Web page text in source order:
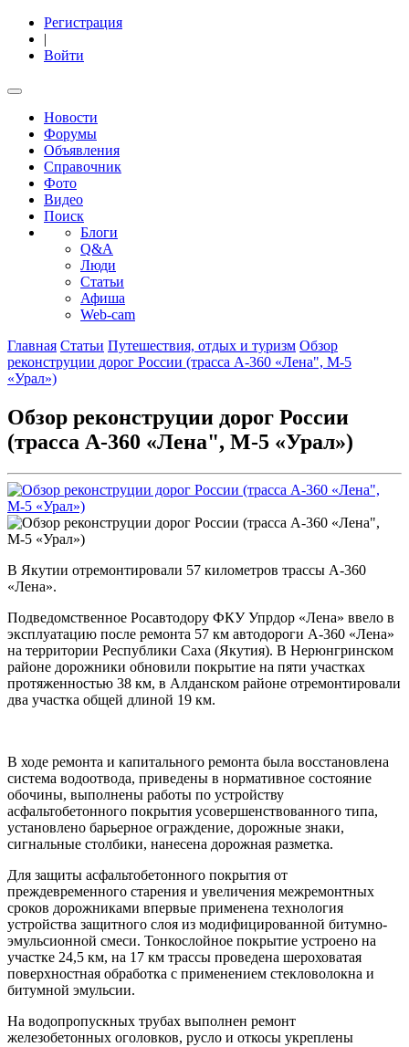
Регистрация
|
Войти
Новости
Форумы
Объявления
Справочник
Фото
Видео
Поиск
Блоги
Q&A
Люди
Статьи
Афиша
Web-cam
Главная Статьи Путешествия, отдых и туризм Обзор
реконструции дорог России (трасса А-360 «Лена", М-5
«Урал»)
Обзор реконструции дорог России
(трасса А-360 «Лена", М-5 «Урал»)
В Якутии отремонтировали 57 километров трассы А-360
«Лена».
Подведомственное Росавтодору ФКУ Упрдор «Лена» ввело в
эксплуатацию после ремонта 57 км автодороги А-360 «Лена»
на территории Республики Саха (Якутия). В Нерюнгринском
районе дорожники обновили покрытие на пяти участках
протяженностью 38 км, в Алданском районе отремонтировали
два участка общей длиной 19 км.
В ходе ремонта и капитального ремонта была восстановлена
система водоотвода, приведены в нормативное состояние
обочины, выполнены работы по устройству
асфальтобетонного покрытия усовершенствованного типа,
установлено барьерное ограждение, дорожные знаки,
сигнальные столбики, нанесена дорожная разметка.
Для защиты асфальтобетонного покрытия от
преждевременного старения и увеличения межремонтных
сроков дорожниками впервые применена технология
устройства защитного слоя из модифицированной битумно-
эмульсионной смеси. Тонкослойное покрытие устроено на
участке 24,5 км, на 17 км трассы проведена шероховатая
поверхностная обработка с применением стекловолокна и
битумной эмульсии.
На водопропускных трубах выполнен ремонт
железобетонных оголовков, русло и откосы укреплены